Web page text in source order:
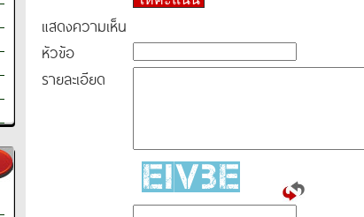
แสดงความเห็น
หัวข้อ
รายละเอียด